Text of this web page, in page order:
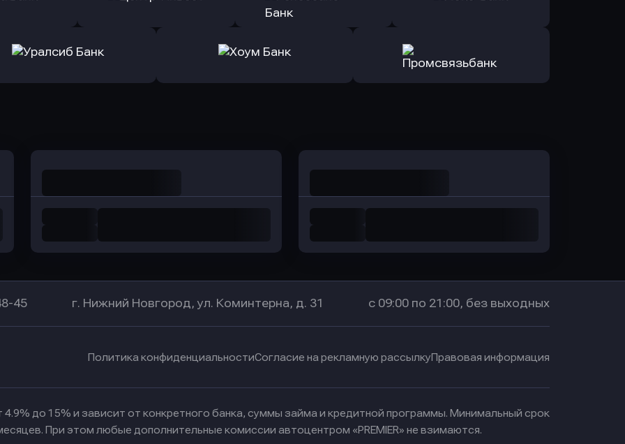
в Банк Авангард
заявку
Оправить заявку
в Локо-Банк
45 г. Нижний Новгород, ул. Коминтерна, д. 31 с 09:00 по 21:00, без выходных
Политика конфиденциальностиСогласие на рекламную рассылкуПравовая информация
4.9% до 15% и зависит от конкретного банка, суммы займа и кредитной программы. Минимальный срок
При этом любые дополнительные комиссии автоцентром «PREMIER» не взимаются.